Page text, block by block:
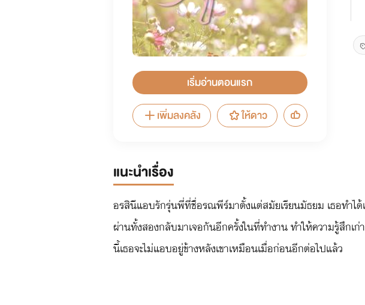
เริ่มอ่านตอนแรก
เพิ่มลงคลัง
ให้ดาว
แนะนำเรื่อง
อรสินีแอบรักรุ่นพี่ที่ชื่อรณพีร์มาตั้งแต่สมัยเรียนมัธยม เธอทำไ
ผ่านทั้งสองกลับมาเจอกันอีกครั้งในที่ทำงาน ทำให้ความรู้สึกเ
นี้เธอจะไม่แอบอยู่ข้างหลังเขาเหมือนเมื่อก่อนอีกต่อไปแล้ว